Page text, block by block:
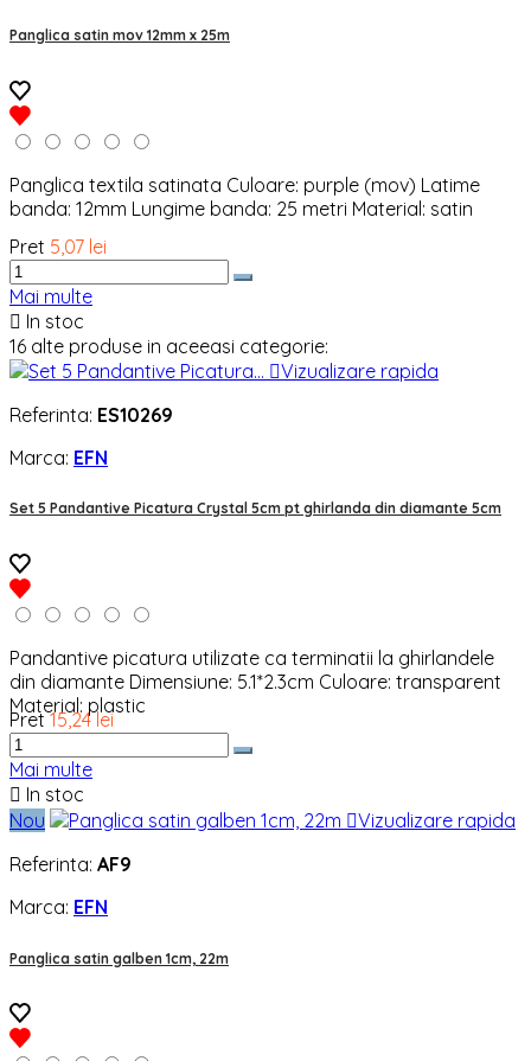
Panglica satin mov 12mm x 25m
Panglica textila satinata Culoare: purple (mov) Latime
banda: 12mm Lungime banda: 25 metri Material: satin
Pret 5,07 lei
Mai multe
 In stoc
16 alte produse in aceeasi categorie:
Vizualizare rapida
Referinta: ES10269
Marca: EFN
Set 5 Pandantive Picatura Crystal 5cm pt ghirlanda din diamante 5cm
Pandantive picatura utilizate ca terminatii la ghirlandele
din diamante Dimensiune: 5.1*2.3cm Culoare: transparent
Material: plastic
Pret 15,24 lei
Mai multe
 In stoc
Nou
Vizualizare rapida
Referinta: AF9
Marca: EFN
Panglica satin galben 1cm, 22m